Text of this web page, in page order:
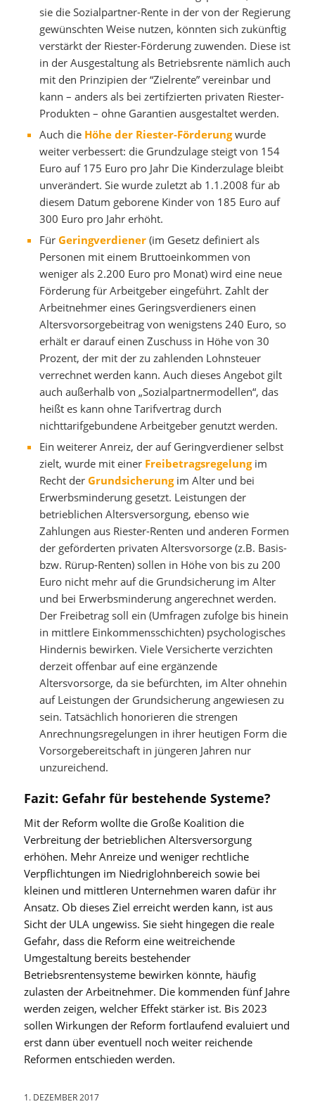
sie die Sozialpartner-Rente in der von der Regierung
gewünschten Weise nutzen, könnten sich zukünftig
verstärkt der Riester-Förderung zuwenden. Diese ist
in der Ausgestaltung als Betriebsrente nämlich auch
mit den Prinzipien der “Zielrente” vereinbar und
kann – anders als bei zertifzierten privaten Riester-
Produkten – ohne Garantien ausgestaltet werden.
Auch dieHöhe der Riester-Förderungwurde
weiter verbessert: die Grundzulage steigt von 154
Euro auf 175 Euro pro Jahr Die Kinderzulage bleibt
unverändert. Sie wurde zuletzt ab 1.1.2008 für ab
diesem Datum geborene Kinder von 185 Euro auf
300 Euro pro Jahr erhöht.
Für Geringverdiener(im Gesetz definiert als
Personen mit einem Bruttoeinkommen von
weniger als 2.200 Euro pro Monat) wird eine neue
Förderung für Arbeitgeber eingeführt. Zahlt der
Arbeitnehmer eines Geringsverdieners einen
Altersvorsorgebeitrag von wenigstens 240 Euro, so
erhält er darauf einen Zuschuss in Höhe von 30
Prozent, der mit der zu zahlenden Lohnsteuer
verrechnet werden kann. Auch dieses Angebot gilt
auch außerhalb von „Sozialpartnermodellen“, das
heißt es kann ohne Tarifvertrag durch
nichttarifgebundene Arbeitgeber genutzt werden.
Ein weiterer Anreiz, der auf Geringverdiener selbst
zielt, wurde mit einer Freibetragsregelungim
Recht der Grundsicherungim Alter und bei
Erwerbsminderung gesetzt. Leistungen der
betrieblichen Altersversorgung, ebenso wie
Zahlungen aus Riester-Renten und anderen Formen
der geförderten privaten Altersvorsorge (z.B. Basis-
bzw. Rürup-Renten) sollen in Höhe von bis zu 200
Euro nicht mehr auf die Grundsicherung im Alter
und bei Erwerbsminderung angerechnet werden.
Der Freibetrag soll ein (Umfragen zufolge bis hinein
in mittlere Einkommensschichten) psychologisches
Hindernis bewirken. Viele Versicherte verzichten
derzeit offenbar auf eine ergänzende
Altersvorsorge, da sie befürchten, im Alter ohnehin
auf Leistungen der Grundsicherung angewiesen zu
sein. Tatsächlich honorieren die strengen
Anrechnungsregelungen in ihrer heutigen Form die
Vorsorgebereitschaft in jüngeren Jahren nur
unzureichend.
Fazit: Gefahr für bestehende Systeme?
Mit der Reform wollte die Große Koalition die
Verbreitung der betrieblichen Altersversorgung
erhöhen. Mehr Anreize und weniger rechtliche
Verpflichtungen im Niedriglohnbereich sowie bei
kleinen und mittleren Unternehmen waren dafür ihr
Ansatz. Ob dieses Ziel erreicht werden kann, ist aus
Sicht der ULA ungewiss. Sie sieht hingegen die reale
Gefahr, dass die Reform eine weitreichende
Umgestaltung bereits bestehender
Betriebsrentensysteme bewirken könnte, häufig
zulasten der Arbeitnehmer. Die kommenden fünf Jahre
werden zeigen, welcher Effekt stärker ist. Bis 2023
sollen Wirkungen der Reform fortlaufend evaluiert und
erst dann über eventuell noch weiter reichende
Reformen entschieden werden.
1. DEZEMBER 2017